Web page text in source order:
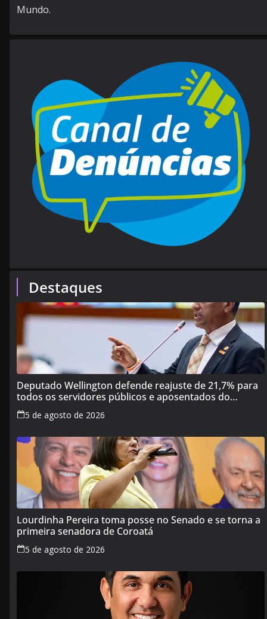
Mundo.
Destaques
Deputado Wellington defende reajuste de 21,7% para
todos os servidores públicos e aposentados do
Maranhão
5 de agosto de 2026
Lourdinha Pereira toma posse no Senado e se torna a
primeira senadora de Coroatá
5 de agosto de 2026